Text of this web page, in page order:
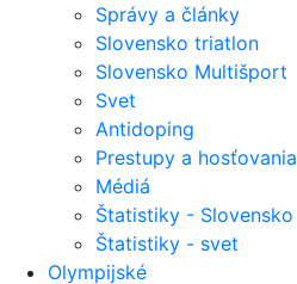
Správy a články
Slovensko triatlon
Slovensko Multišport
Svet
Antidoping
Prestupy a hosťovania
Médiá
Štatistiky - Slovensko
Štatistiky - svet
Olympijské